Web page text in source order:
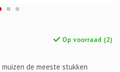
Op voorraad (2)
muizen de meeste stukken